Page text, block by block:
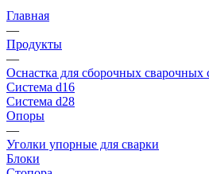
Главная
—
Продукты
—
Оснастка для сборочных сварочных
Система d16
Система d28
Опоры
—
Уголки упорные для сварки
Блоки